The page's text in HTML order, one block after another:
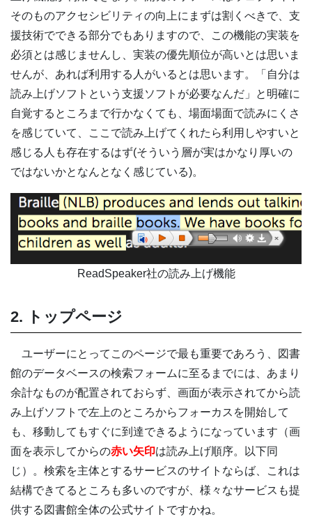
そのものアクセシビリティの向上にまずは割くべきで、支
援技術でできる部分でもありますので、この機能の実装を
必須とは感じませんし、実装の優先順位が高いとは思いま
せんが、あれば利用する人がいるとは思います。「自分は
読み上げソフトという支援ソフトが必要なんだ」と明確に
自覚するところまで行かなくても、場面場面で読みにくさ
を感じていて、ここで読み上げてくれたら利用しやすいと
感じる人も存在するはず(そういう層が実はかなり厚いの
ではないかとなんとなく感じている)。
ReadSpeaker社の読み上げ機能
2. トップページ
ユーザーにとってこのページで最も重要であろう、図書
館のデータベースの検索フォームに至るまでには、あまり
余計なものが配置されておらず、画面が表示されてから読
み上げソフトで左上のところからフォーカスを開始して
も、移動してもすぐに到達できるようになっています（画
面を表示してからの赤い矢印は読み上げ順序。以下同
じ）。検索を主体とするサービスのサイトならば、これは
結構できてるところも多いのですが、様々なサービスも提
供する図書館全体の公式サイトですかね。